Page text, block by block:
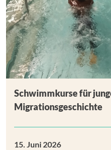
Schwimmkurse für
Migrationsgeschichte
15. Juni 2026